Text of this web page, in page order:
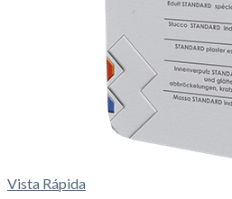
Vista Rápida